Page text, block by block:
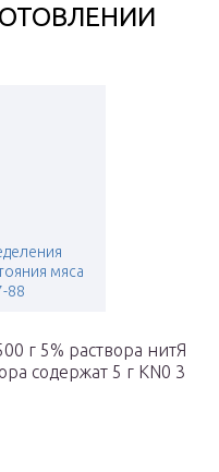
мяса
88
г 5% раствора нитЯ
содержат 5 г KN0 3